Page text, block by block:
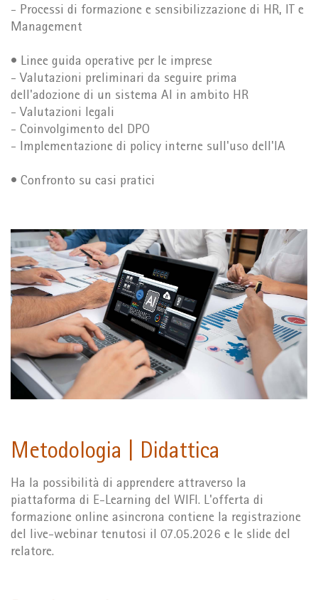
- Processi di formazione e sensibilizzazione di HR, IT e
Management
• Linee guida operative per le imprese
- Valutazioni preliminari da seguire prima
dell'adozione di un sistema AI in ambito HR
- Valutazioni legali
- Coinvolgimento del DPO
- Implementazione di policy interne sull'uso dell'IA
• Confronto su casi pratici
Metodologia | Didattica
Ha la possibilità di apprendere attraverso la
piattaforma di E-Learning del WIFI. L'offerta di
formazione online asincrona contiene la registrazione
del live-webinar tenutosi il 07.05.2026 e le slide del
relatore.